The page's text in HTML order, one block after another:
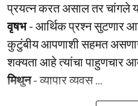
प्रयत्न करत असाल तर चांगले
वृषभ- आर्थिक प्रश्‍न सुटणार
कुटुंबीय आपणाशी सहमत
शक्यता आहे त्यांचा पाहुणचार
मिथुन- व्यापार व्यवस ...